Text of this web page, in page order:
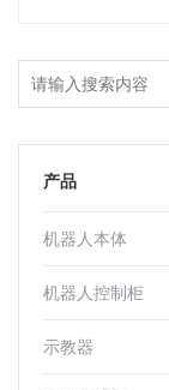
产品
机器人本体
机器人控制柜
示教器